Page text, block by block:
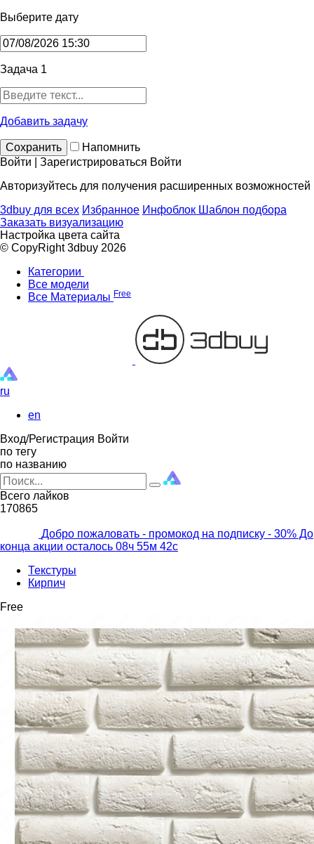
Выберите дату
Задача 1
Добавить задачу
Сохранить
Напомнить
Войти | Зарегистрироваться Войти
Авторизуйтесь для получения расширенных возможностей
3dbuy для всех Избранное Инфоблок Шаблон подбора
Заказать визуализацию
Настройка цвета сайта
© CopyRight 3dbuy 2026
Категории
Все модели
Все Материалы Free
ru
en
Вход/Регистрация Войти
по тегу
по названию
Всего лайков
170865
Добро пожаловать - промокод на подписку - 30% До
конца акции осталось 08ч 55м 40с
Текстуры
Кирпич
Free